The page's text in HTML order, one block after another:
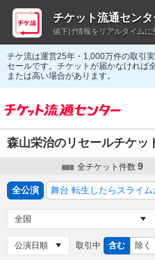
チケ流は運営25年・1,000万件の取引
セールです。チケットが届かなければ
または高い場合があります。
森山栄治のリセールチケッ
全チケット件数 9
全公演 舞台 転生したらスライ
取引中 含む 除く
チケット流通セン
値下げ情報をリアルタイムに